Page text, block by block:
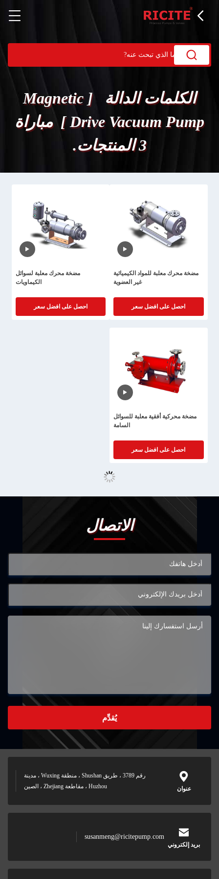
الكلمات الدالة [ Magnetic
Drive Vacuum Pump ] مباراة
3 المنتجات.
مضخة محرك معلبة للمواد الكيميائية
غير العضوية
احصل على افضل سعر
مضخة محرك معلبة لسوائل
الكيماويات
احصل على افضل سعر
مضخة محركية أفقية معلبة للسوائل
السامة
احصل على افضل سعر
الاتصال
يُقدِّم
عنوان
رقم 3789 ، طريق Shushan ، منطقة Wuxing ، مدينة
Huzhou ، مقاطعة Zhejiang ، الصين
بريد إلكتروني
susanmeng@ricitepump.com